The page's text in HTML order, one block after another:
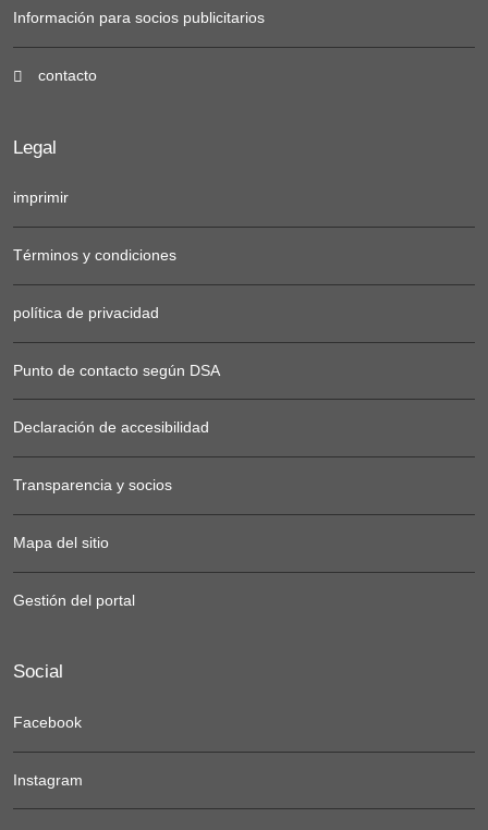
Información para socios publicitarios
contacto
Legal
imprimir
Términos y condiciones
política de privacidad
Punto de contacto según DSA
Declaración de accesibilidad
Transparencia y socios
Mapa del sitio
Gestión del portal
Social
Facebook
Instagram